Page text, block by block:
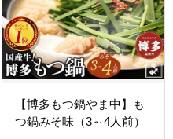
【博多もつ鍋やま中】も
つ鍋みそ味（3～4人前）